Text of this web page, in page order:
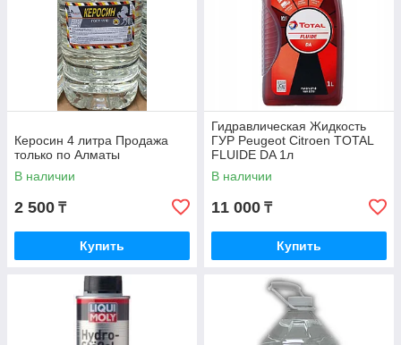
Керосин 4 литра Продажа
только по Алматы
В наличии
2 500 ₸
Купить
Гидравлическая Жидкость
ГУР Peugeot Citroen TOTAL
FLUIDE DA 1л
В наличии
11 000 ₸
Купить